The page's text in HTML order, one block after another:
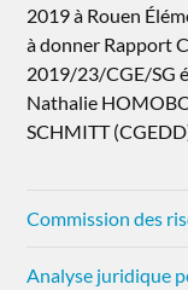
2019 à Rouen
à donner Rapport
2019/23/CGE/SG
Nathalie
SCHMITT
Commission des
Analyse juridique